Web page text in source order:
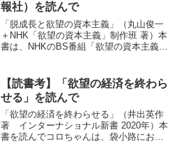
報社）を読んで
「脱成長と欲望の資本主義」（丸山俊一
＋NHK「欲望の資本主義」制作班 著）本
書は、NHKのBS番組「欲望の資本主義
よく知られた斉藤幸平氏（経済思想家）
とトーマス・セ...
【読書考】「欲望の経済を終わら
せる」を読んで
「欲望の経済を終わらせる」（井出英作
著 インターナショナル新書 2020年）本
書を読んでコロちゃんは、袋小路におち